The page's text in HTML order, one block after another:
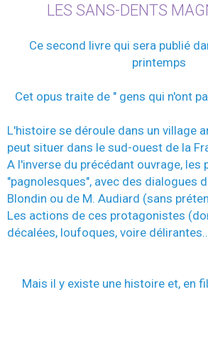
LES SANS-DENTS
Ce second livre qui sera publié
printemps
Cet opus traite de " gens qui n'ont
L'histoire se déroule dans un village
peut situer dans le sud-ouest de la
A l'inverse du précédant ouvrage, les
"pagnolesques", avec des dialogues
Blondin ou de M. Audiard (sans
Les actions de ces protagonistes
décalées, loufoques, voire
Mais il y existe une histoire et, en